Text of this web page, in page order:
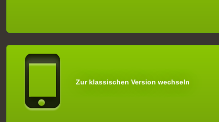
Zur klassischen Version wechseln